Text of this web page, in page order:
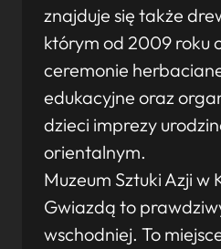
znajduje się także
którym od 2009 roku
ceremonie
edukacyjne oraz
dzieci imprezy
orientalnym.
Muzeum Sztuki Azji w
Gwiazdą to
wschodniej. To